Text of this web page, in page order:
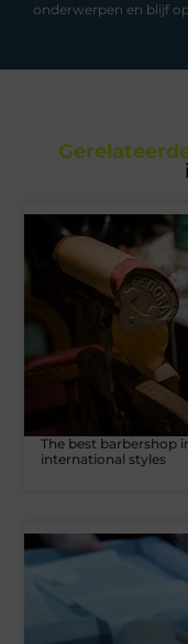
onderwerpen en blijf
The best barbershop
international styles